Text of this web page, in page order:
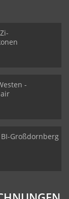
-
BI-Großdornberg